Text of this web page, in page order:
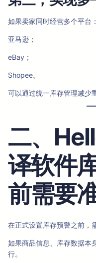
如果卖家同时经营多个平台：
亚马逊；
eBay；
Shopee。
可以通过统一库存管理减少
二、
译软件
前需要
在正式设置库存预警之前，
如果商品信息、库存数据本
行。